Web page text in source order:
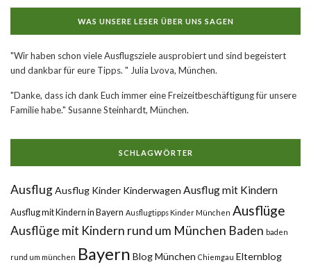
WAS UNSERE LESER ÜBER UNS SAGEN
"Wir haben schon viele Ausflugsziele ausprobiert und sind begeistert
und dankbar für eure Tipps. " Julia Lvova, München.
"Danke, dass ich dank Euch immer eine Freizeitbeschäftigung für unsere
Familie habe." Susanne Steinhardt, München.
SCHLAGWÖRTER
AusflugAusflug Kinder Kinderwagen Ausflug mit Kindern
Ausflug mit Kindern in Bayern Ausflugtipps Kinder München Ausflüge
Ausflüge mit Kindern rund um München Baden baden
rund um münchen Bayern Blog München Chiemgau Elternblog